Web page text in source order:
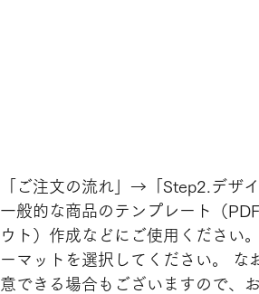
「ご注文の流れ」→「Step2.デザ
一般的な商品のテンプレート（
ウト）作成などにご使用ください
ーマットを選択してください。 な
意できる場合もございますので、